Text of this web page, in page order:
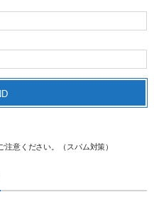
意ください。（スパム対策）